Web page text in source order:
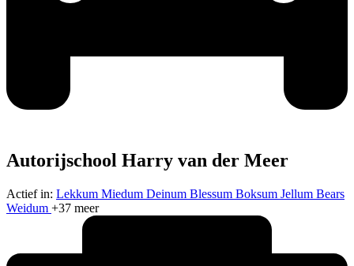
Autorijschool Harry van der Meer
Actief in: Lekkum Miedum Deinum Blessum Boksum Jellum Bears
Weidum +37 meer